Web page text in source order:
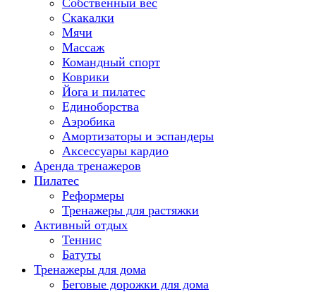
Собственный вес
Скакалки
Мячи
Массаж
Командный спорт
Коврики
Йога и пилатес
Единоборства
Аэробика
Амортизаторы и эспандеры
Аксессуары кардио
Аренда тренажеров
Пилатес
Реформеры
Тренажеры для растяжки
Активный отдых
Теннис
Батуты
Тренажеры для дома
Беговые дорожки для дома